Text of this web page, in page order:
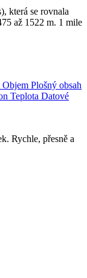
která se rovnala
až 1522 m. 1 mile
Objem Plošný obsah
Teplota Datové
Rychle, přesně a